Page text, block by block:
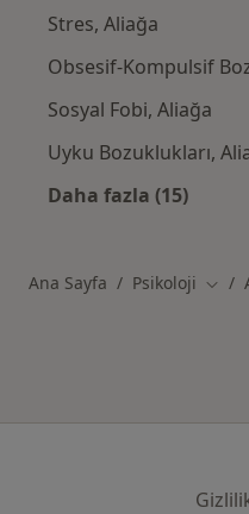
Stres, Aliağa
Obsesif-Kompulsif
Sosyal Fobi, Aliağa
Uyku Bozuklukları,
Daha fazla (15)
Ana Sayfa Psikoloji Şehir